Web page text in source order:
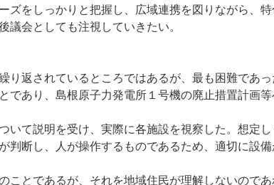
をしっかりと把握し、広域連携を図りながら、特
議会としても注視していきたい。
り返されているところではあるが、最も困難であ
であり、島根原子力発電所１号機の廃止措置計画
いて説明を受け、実際に各施設を視察した。想定し
断し、人が操作するものであるため、適切に設備
ことであるが、それを地域住民が理解しないので